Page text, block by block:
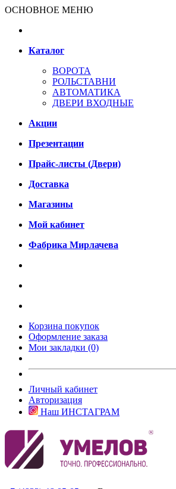
ОСНОВНОЕ МЕНЮ
Каталог
ВОРОТА
РОЛЬСТАВНИ
АВТОМАТИКА
ДВЕРИ ВХОДНЫЕ
Акции
Презентации
Прайс-листы (Двери)
Доставка
Магазины
Мой кабинет
Фабрика Мирлачева
Корзина покупок
Оформление заказа
Мои закладки (0)
Личный кабинет
Авторизация
Наш ИНСТАГРАМ